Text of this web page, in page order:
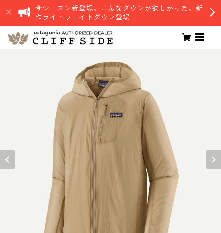
今シーズン新登場。こんなダウンが欲しかった。新
作ライトウェイトダウン登場